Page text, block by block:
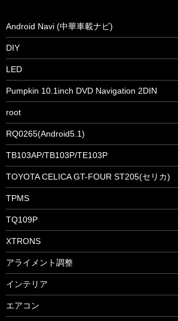
Android Navi (中華車載ナビ)
DIY
LED
Pumpkin 10.1inch DVD Navigation 2DIN
root
RQ0265(Android5.1)
TB103AP/TB103P/TE103P
TOYOTA CELICA GT-FOUR ST205(セリカ)
TPMS
TQ109P
XTRONS
アライメント調整
インテリア
エアコン